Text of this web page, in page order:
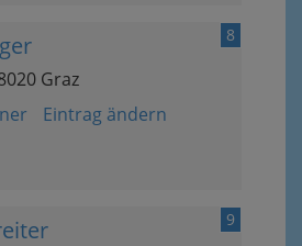
8
Graz
Eintrag ändern
9